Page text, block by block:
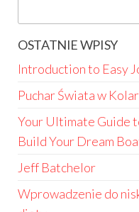
OSTATNIE WPISY
Introduction to Easy
Puchar Świata w
Your Ultimate Guide
Build Your Dream
Jeff Batchelor
Wprowadzenie do